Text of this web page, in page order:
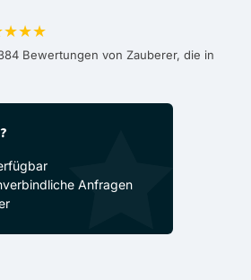
Bewertungen von Zauberer, die in
Anfragen